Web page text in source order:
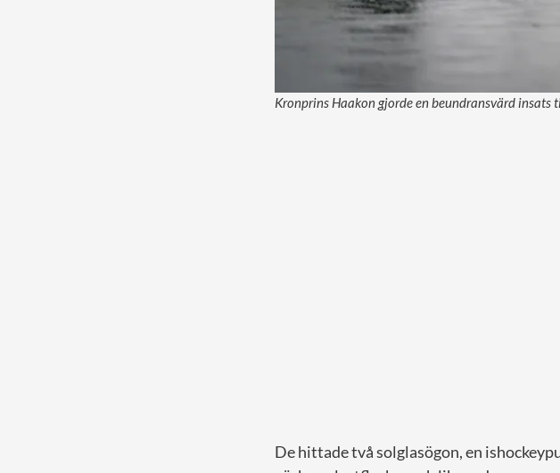
Kronprins Haakon gjorde en beundransvärd insats
De hittade två solglasögon, en